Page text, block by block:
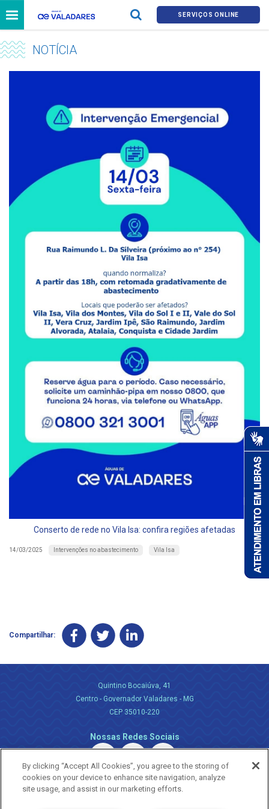
SERVIÇOS ONLINE
NOTÍCIA
Conserto de rede no Vila Isa: confira regiões afetadas
14/03/2025 Intervenções no abastecimento Vila Isa
Compartilhar:
Quintino Bocaiúva, 41
Centro - Governador Valadares - MG
CEP 35010-220
Nossas Redes Sociais
By clicking “Accept All Cookies”, you agree to the storing of
cookies on your device to enhance site navigation, analyze
site usage, and assist in our marketing efforts.